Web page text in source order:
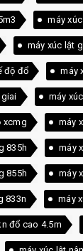
máy
máy xúc lật
độ đổ máy
máy
xcmg máy
835h máy
855h máy
833n máy
đổ cao 4.5m